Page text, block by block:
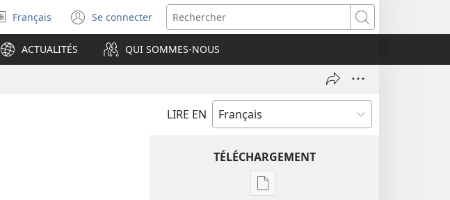
Sélectionner
la
langue
Français Se connecter
(ouvre
une
nouvelle
fenêtre)
Rechercher
ACTUALITÉS QUI SOMMES-NOUS
LIRE EN
TÉLÉCHARGEMENT
Options